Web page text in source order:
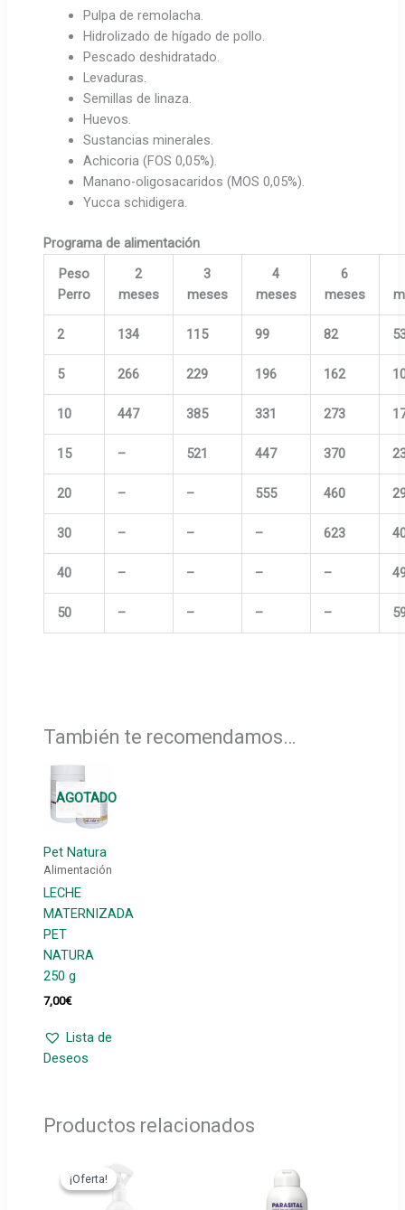
Pulpa de remolacha.
Hidrolizado de hígado de pollo.
Pescado deshidratado.
Levaduras.
Semillas de linaza.
Huevos.
Sustancias minerales.
Achicoria (FOS 0,05%).
Manano-oligosacaridos (MOS 0,05%).
Yucca schidigera.
Programa de alimentación
Peso
Perro
2
meses
3
meses
4
meses
6
meses
2 134 115 99 82
5 266 229 196 162
10 447 385 331 273
15 – 521 447 370
20 – – 555 460
30 – – – 623
40 – – – –
50 – – – –
También te recomendamos…
AGOTADO
Pet Natura
Alimentación
LECHE
MATERNIZADA
PET
NATURA
250 g
7,00€
Lista de
Deseos
Productos relacionados
¡Oferta!
¡Oferta!